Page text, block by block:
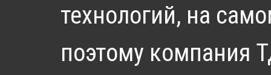
технологий, на
поэтому компания